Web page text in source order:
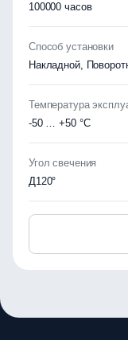
100000 часов
Способ установки
Накладной,
Температура
-50 … +50 °C
Угол свечения
Д120°